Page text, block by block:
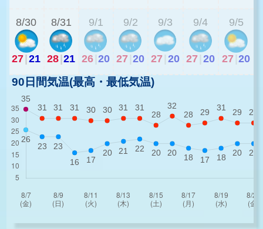
8/30
27 21
8/31
28 21
9/1
26 20
9/2
27 20
9/3
27 20
9/4
27 20
9/5
27 20
90日間気温(最高・最低気温)